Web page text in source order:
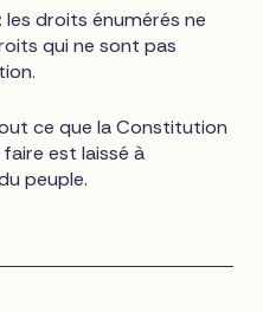
droits énumérés ne
qui ne sont pas
ce que la Constitution
est laissé à
peuple.